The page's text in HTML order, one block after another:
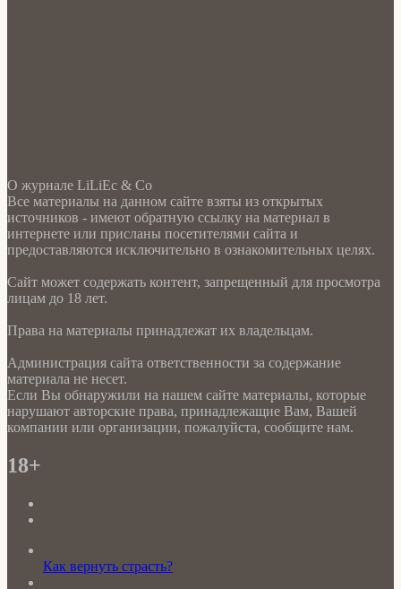
О журнале LiLiEc & Co
Все материалы на данном сайте взяты из открытых
источников - имеют обратную ссылку на материал в
интернете или присланы посетителями сайта и
предоставляются исключительно в ознакомительных целях.
Сайт может содержать контент, запрещенный для просмотра
лицам до 18 лет.
Права на материалы принадлежат их владельцам.
Администрация сайта ответственности за содержание
материала не несет.
Если Вы обнаружили на нашем сайте материалы, которые
нарушают авторские права, принадлежащие Вам, Вашей
компании или организации, пожалуйста, сообщите нам.
18+
Как вернуть страсть?